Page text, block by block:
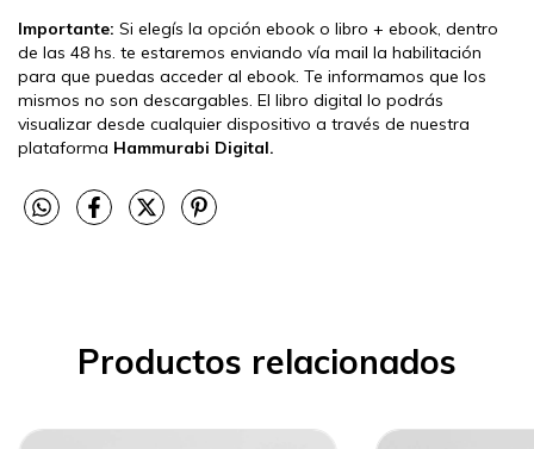
Importante: Si elegís la opción ebook o libro + ebook, dentro
de las 48 hs. te estaremos enviando vía mail la habilitación
para que puedas acceder al ebook. Te informamos que los
mismos no son descargables. El libro digital lo podrás
visualizar desde cualquier dispositivo a través de nuestra
plataforma Hammurabi Digital.
Productos relacionados